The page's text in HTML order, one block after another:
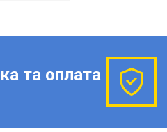
та оплата